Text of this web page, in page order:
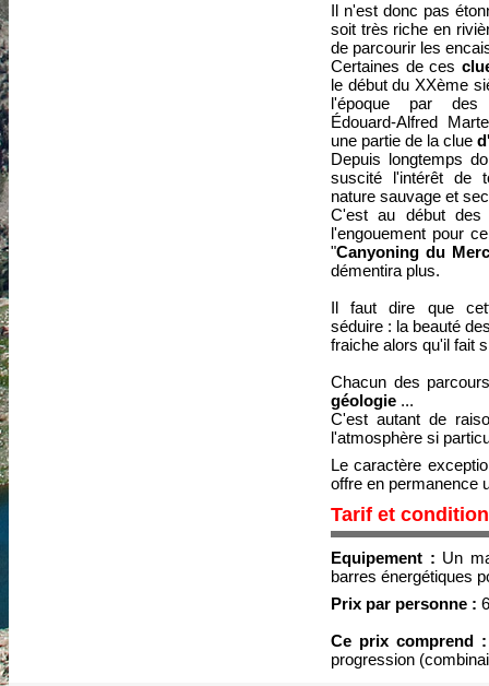
Il n'est donc pas
soit très riche en
de parcourir les
Certaines de ces
le début du XXème
l'époque par des
Édouard-Alfred
une partie de la clue
Depuis longtemps
suscité l'intérêt de
nature sauvage et
C'est au début des
l'engouement pour
"Canyoning du
démentira plus.
Il faut dire que
séduire : la beauté
fraiche alors qu'il fait
Chacun des
géologie ...
C'est autant de
l'atmosphère si
Le caractère
offre en permanence
Tarif et
Equipement : Un
barres énergétiques
Prix par personne :
Ce prix comprend
progression